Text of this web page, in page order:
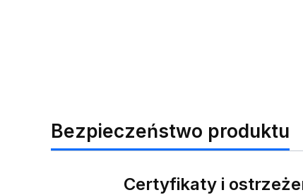
Bezpieczeństwo produktu
Certyfikaty i